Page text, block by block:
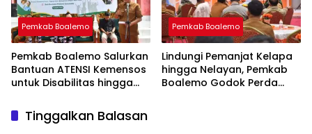
Pemkab Boalemo
Pemkab Boalemo Salurkan
Bantuan ATENSI Kemensos
untuk Disabilitas hingga
Pemkab Boalemo
Lindungi Pemanjat Kelapa
hingga Nelayan, Pemkab
Boalemo Godok Perda
Tinggalkan Balasan